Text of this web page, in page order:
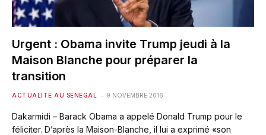
Urgent : Obama invite Trump jeudi à la
Maison Blanche pour préparer la
transition
ACTUALITÉ AU SÉNÉGAL 9 NOVEMBRE 2016
Dakarmidi – Barack Obama a appelé Donald Trump pour le
féliciter. D’après la Maison-Blanche, il lui a exprimé «son